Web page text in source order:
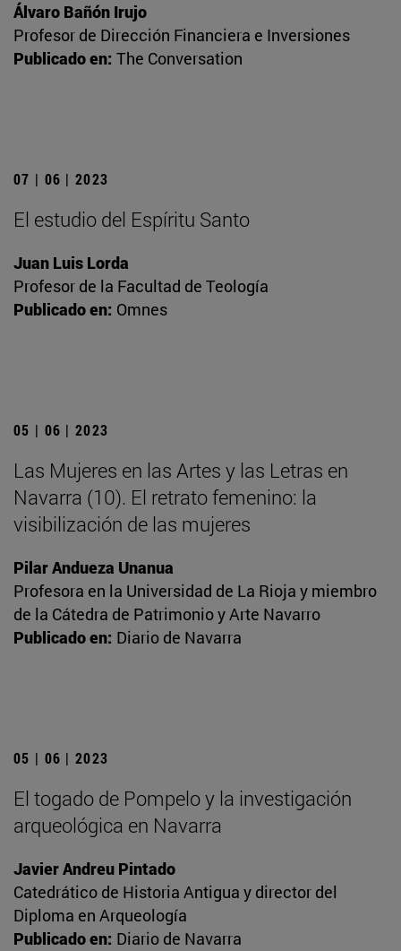
Álvaro Bañón Irujo
Profesor de Dirección Financiera e Inversiones
Publicado en: The Conversation
07 | 06 | 2023
El estudio del Espíritu Santo
Juan Luis Lorda
Profesor de la Facultad de Teología
Publicado en: Omnes
05 | 06 | 2023
Las Mujeres en las Artes y las Letras en
Navarra (10). El retrato femenino: la
visibilización de las mujeres
Pilar Andueza Unanua
Profesora en la Universidad de La Rioja y miembro
de la Cátedra de Patrimonio y Arte Navarro
Publicado en: Diario de Navarra
05 | 06 | 2023
El togado de Pompelo y la investigación
arqueológica en Navarra
Javier Andreu Pintado
Catedrático de Historia Antigua y director del
Diploma en Arqueología
Publicado en: Diario de Navarra